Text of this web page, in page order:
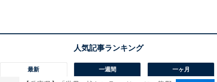
最新 一週間 一ヶ月